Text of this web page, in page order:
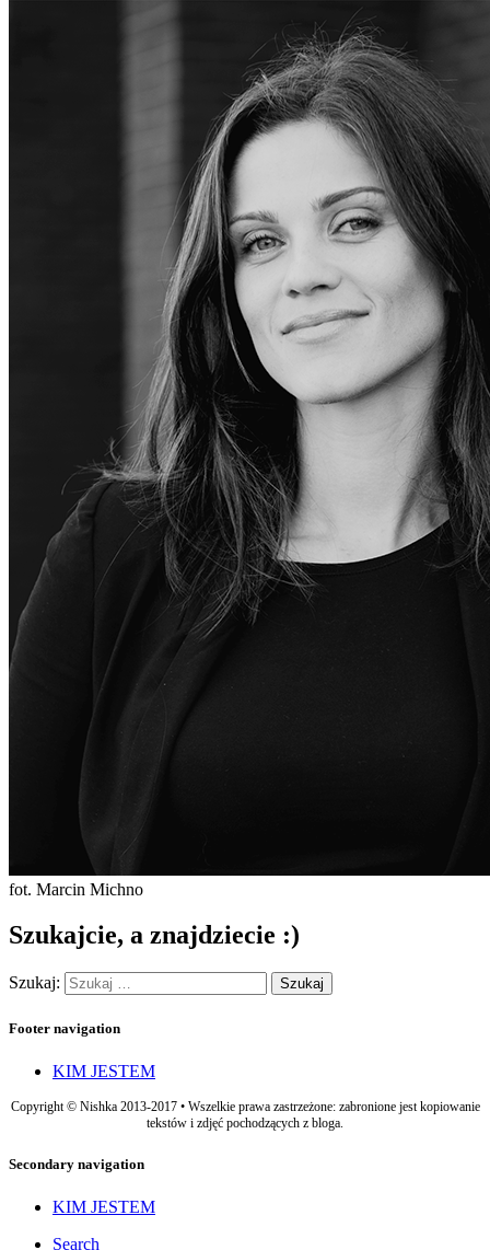
fot. Marcin Michno
Szukajcie, a znajdziecie :)
Szukaj:
Footer navigation
KIM JESTEM
Copyright © Nishka 2013-2017 • Wszelkie prawa zastrzeżone: zabronione jest kopiowanie
tekstów i zdjęć pochodzących z bloga.
Secondary navigation
KIM JESTEM
Search